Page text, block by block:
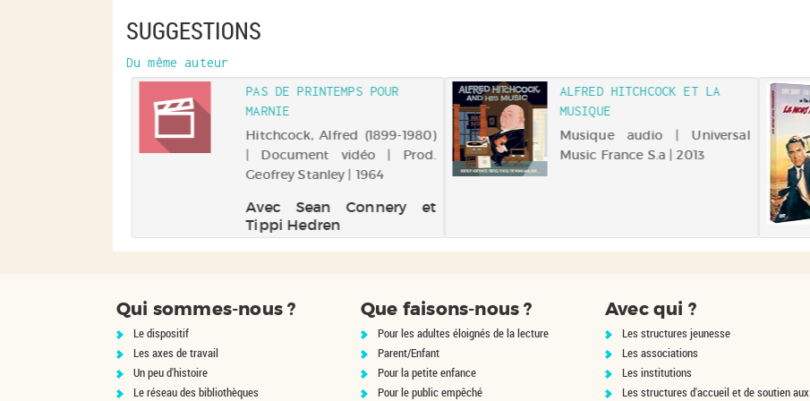
SUGGESTIONS
Du même auteur
ALFRED HITCHCOCK ET LA
MUSIQUE
Musique audio | Universal
Music France S.a | 2013
PAS DE PRINTEMPS POUR
MARNIE
Hitchcock, Alfred (1899-1980)
| Document vidéo | Prod.
Geofrey Stanley | 1964
Avec Sean Connery et
Tippi Hedren
Qui sommes-nous ?
Le dispositif
Les axes de travail
Un peu d'histoire
Le réseau des bibliothèques
Que faisons-nous ?
Pour les adultes éloignés de la lecture
Parent/Enfant
Pour la petite enfance
Pour le public empêché
Avec qui ?
Les structures jeunesse
Les associations
Les institutions
Les structures d'accueil et de soutien aux